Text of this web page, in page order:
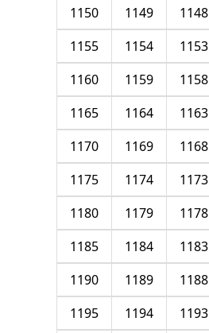
1148
1149
1150
1153
1154
1155
1158
1159
1160
1163
1164
1165
1168
1169
1170
1173
1174
1175
1178
1179
1180
1183
1184
1185
1188
1189
1190
1193
1194
1195